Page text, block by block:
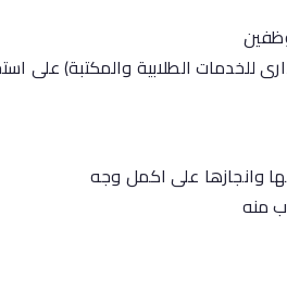
للخدمات الطلابية والمكتبة) على
وانجازها على اكمل وجه
منه